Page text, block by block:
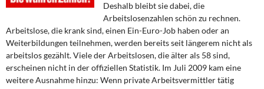
Steuer- und Finanzpolitik
Öffentliche Infrastruktur und Daseinsvorsorge
Eurokrise und Griechenland
Deshalb bleibt sie dabei, die
Arbeitslosenzahlen schön zu rechnen.
Arbeitslose, die krank sind, einen Ein-Euro-Job haben oder an
Weiterbildungen teilnehmen, werden bereits seit längerem nicht als
arbeitslos gezählt. Viele der Arbeitslosen, die älter als 58 sind,
erscheinen nicht in der offiziellen Statistik. Im Juli 2009 kam eine
weitere Ausnahme hinzu: Wenn private Arbeitsvermittler tätig